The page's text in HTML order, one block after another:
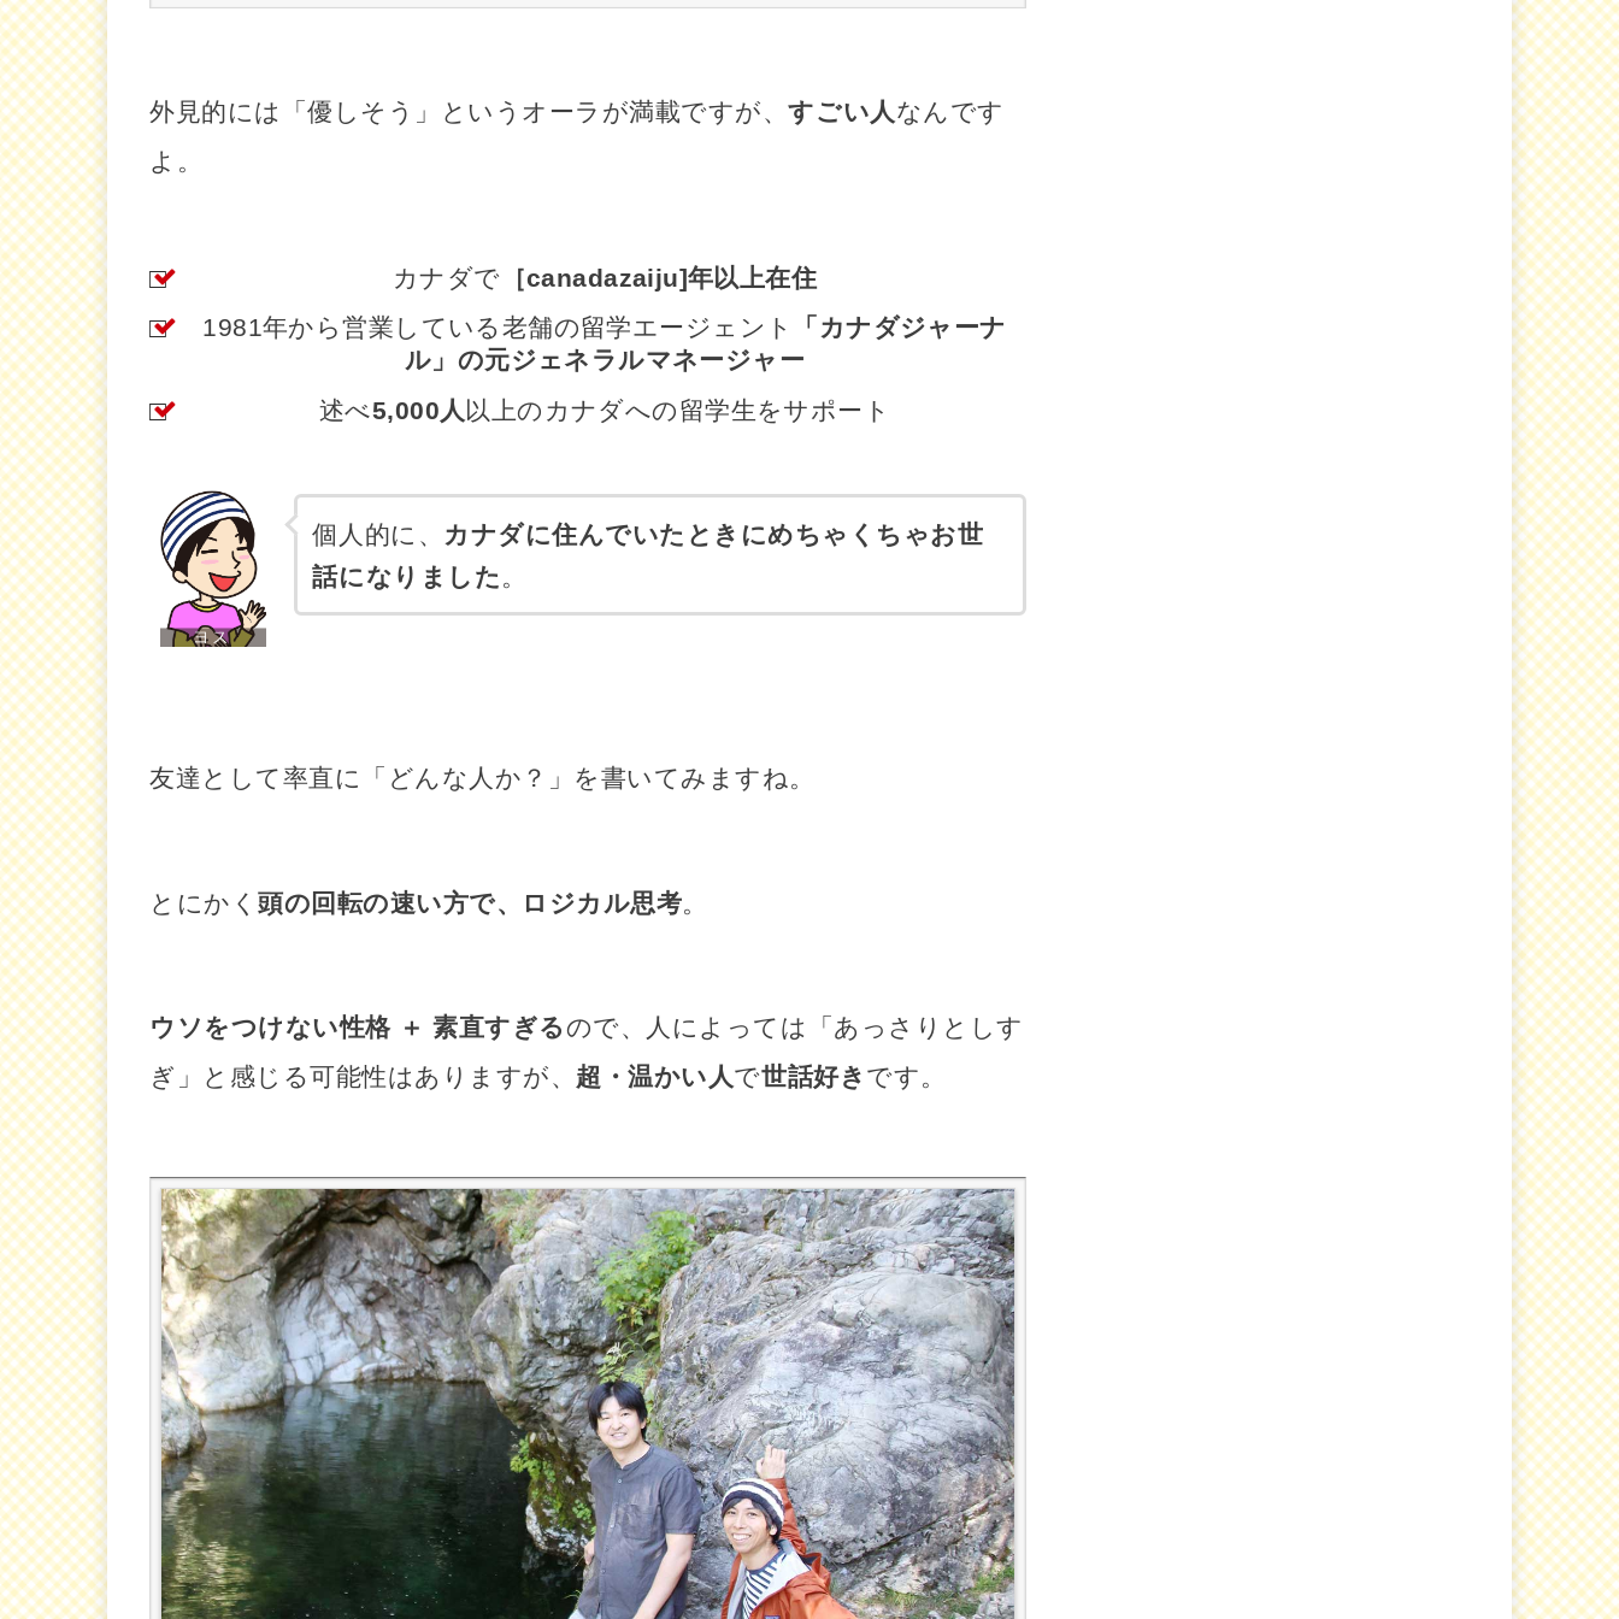
外見的には「優しそう」というオーラが満載ですが、すごい人 なんです
よ。
カナダで ［canadazaiju]年以上在住
1981年から営業している老舗の留学エージェント
「カナダジャーナ
ル」の元ジェネラルマネージャー
述べ5,000人 以上のカナダへの留学生をサポート
個人的に、 カナダに住んでいたときにめちゃくちゃお世
話になりました 。
友達として率直に「どんな人か？」を書いてみますね。
とにかく頭の回転の速い方で、ロジカル思考。
ウソをつけない性格 ＋ 素直すぎるので、人によっては「あっさりとしす
ぎ」と感じる可能性はありますが、 超・温かい人で世話好き です。